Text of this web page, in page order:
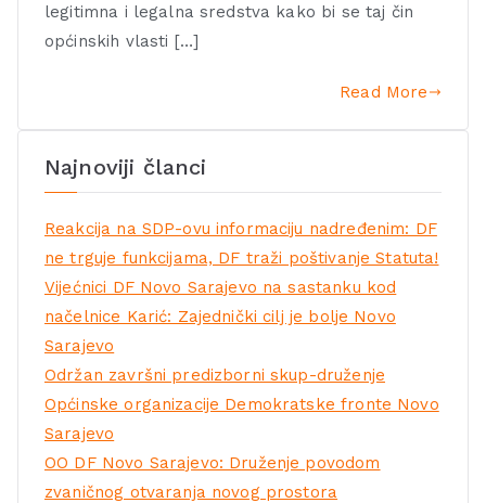
legitimna i legalna sredstva kako bi se taj čin
općinskih vlasti […]
Read More
Najnoviji članci
Reakcija na SDP-ovu informaciju nadređenim: DF
ne trguje funkcijama, DF traži poštivanje Statuta!
Vijećnici DF Novo Sarajevo na sastanku kod
načelnice Karić: Zajednički cilj je bolje Novo
Sarajevo
Održan završni predizborni skup-druženje
Općinske organizacije Demokratske fronte Novo
Sarajevo
OO DF Novo Sarajevo: Druženje povodom
zvaničnog otvaranja novog prostora